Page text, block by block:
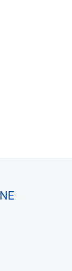
DO 24 HODÍN